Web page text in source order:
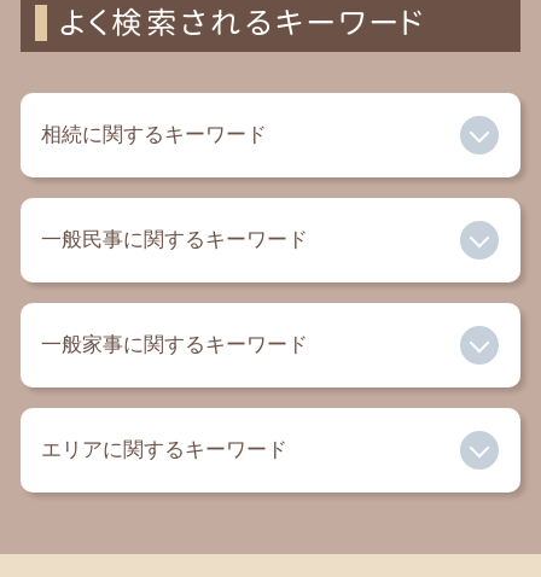
よく検索されるキーワード
相続に関するキーワード
単純承認
相続放棄 必要書類
遺留分 請求 されたら
事業承継 フローチャート
相続放棄 生前
一般民事に関するキーワード
家賃滞納 裁判
過払い金 相談
内容証明 弁護士
借金 弁護士
一般家事に関するキーワード
遺言書 法律事務所
エリアに関するキーワード
相続税 鎌倉 税理士